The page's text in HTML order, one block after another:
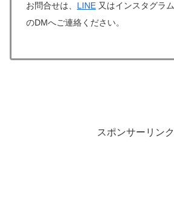
お問合せは、 LINE 又はインスタグラム
のDMへご連絡ください。
スポンサーリンク